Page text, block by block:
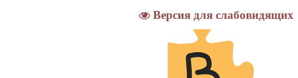
Версия для слабовидящих